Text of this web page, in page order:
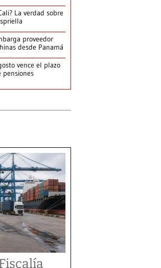
La verdad sobre
proveedor
desde Panamá
vence el plazo
pensiones